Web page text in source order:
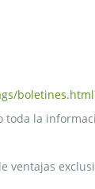
boletines.html
toda la